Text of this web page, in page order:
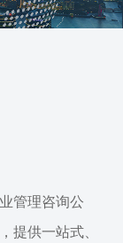
管理咨询公
提供一站式、